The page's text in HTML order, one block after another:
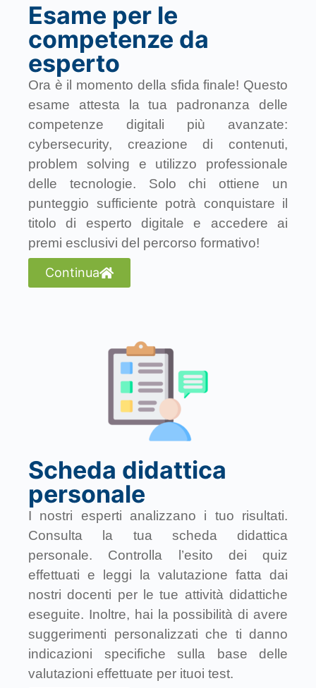
Esame per le
competenze da
esperto
Ora è il momento della sfida finale! Questo
esame attesta la tua padronanza delle
competenze digitali più avanzate:
cybersecurity, creazione di contenuti,
problem solving e utilizzo professionale
delle tecnologie. Solo chi ottiene un
punteggio sufficiente potrà conquistare il
titolo di esperto digitale e accedere ai
premi esclusivi del percorso formativo!
Continua
Scheda didattica
personale
I nostri esperti analizzano i tuo risultati.
Consulta la tua scheda didattica
personale. Controlla l’esito dei quiz
effettuati e leggi la valutazione fatta dai
nostri docenti per le tue attività didattiche
eseguite. Inoltre, hai la possibilità di avere
suggerimenti personalizzati che ti danno
indicazioni specifiche sulla base delle
valutazioni effettuate per ituoi test.